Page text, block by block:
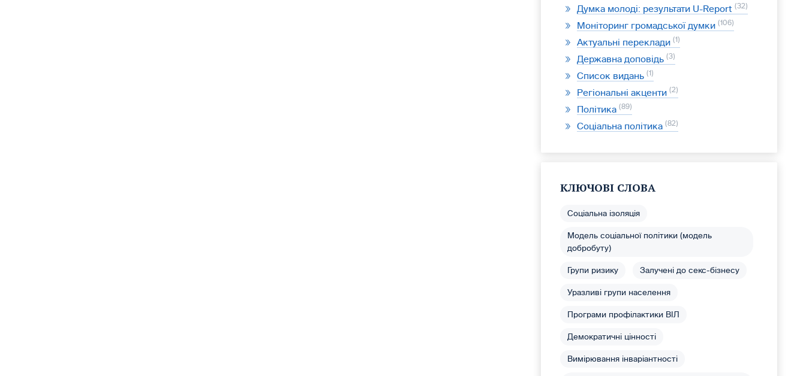
Думка молоді: результати U-Report 32
Моніторинг громадської думки 106
Актуальні переклади 1
Державна доповідь 3
Список видань 1
Регіональні акценти 2
Політика 89
Соціальна політика 82
КЛЮЧОВІ СЛОВА
Соціальна ізоляція
Модель соціальної політики (модель
добробуту)
Групи ризику Залучені до секс-бізнесу
Уразливі групи населення
Програми профілактики ВІЛ
Демократичні цінності
Вимірювання інваріантності